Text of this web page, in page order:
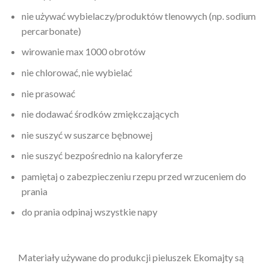
nie używać wybielaczy/produktów tlenowych (np. sodium
percarbonate)
wirowanie max 1000 obrotów
nie chlorować, nie wybielać
nie prasować
nie dodawać środków zmiękczających
nie suszyć w suszarce bębnowej
nie suszyć bezpośrednio na kaloryferze
pamiętaj o zabezpieczeniu rzepu przed wrzuceniem do
prania
do prania odpinaj wszystkie napy
Materiały używane do produkcji pieluszek Ekomajty są